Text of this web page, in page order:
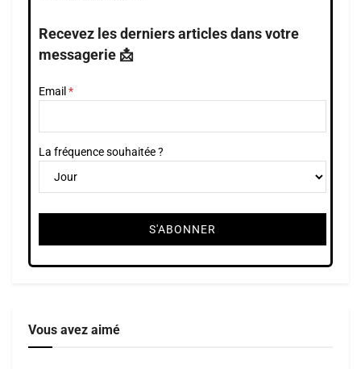
Recevez les derniers articles dans votre
messagerie 📩
Email
La fréquence souhaitée ?
Vous avez aimé